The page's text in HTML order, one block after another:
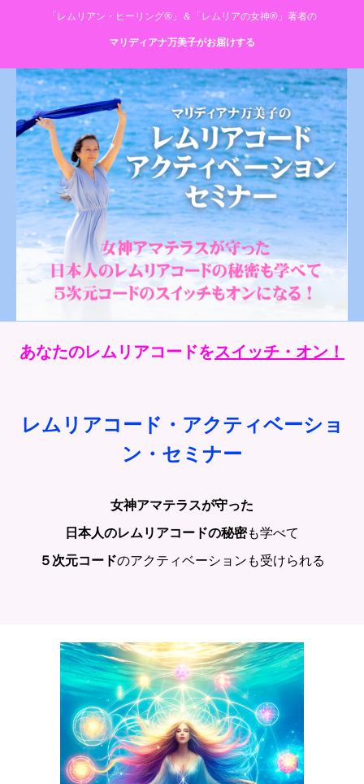
「レムリアン・ヒーリング®」＆「レムリアの女神®」著者の
マリディアナ万美子がお届けする
あなたのレムリアコードをスイッチ・オン！
レムリアコード・アクティベーショ
ン・セミナー
女神アマテラスが守った
日本人のレムリアコードの秘密も学べて
５次元コードのアクティベーションも受けられる